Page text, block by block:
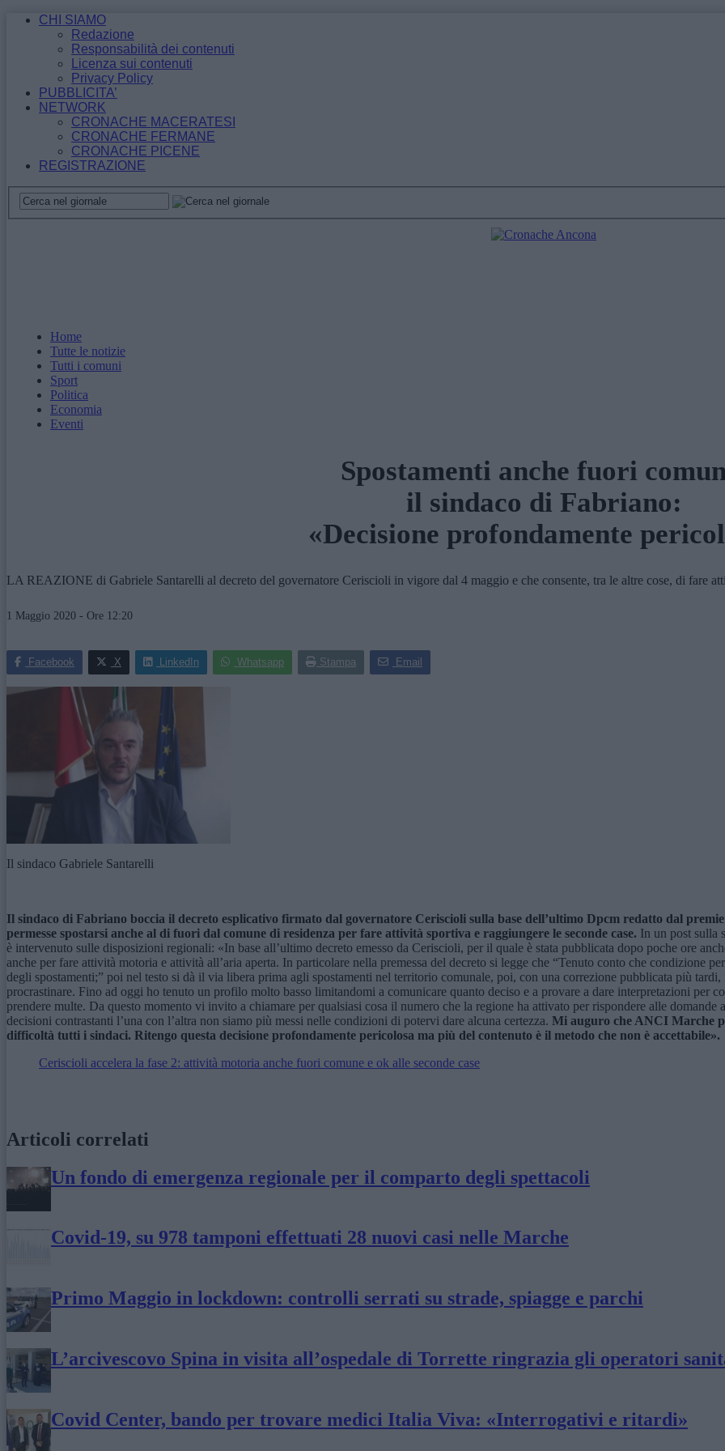
CHI SIAMO
Redazione
Responsabilità dei contenuti
Licenza sui contenuti
Privacy Policy
PUBBLICITA’
NETWORK
CRONACHE MACERATESI
CRONACHE FERMANE
CRONACHE PICENE
REGISTRAZIONE
Home
Tutte le notizie
Tutti i comuni
Sport
Politica
Economia
Eventi
Spostamenti anche fuori
il sindaco di Fabriano:
«Decisione profondamente
LA REAZIONE di Gabriele Santarelli al decreto del governatore Ceriscioli in vigore dal 4 maggio e che consente, tra le altre cose, di fare
1 Maggio 2020 - Ore 12:20
Facebook X LinkedIn Whatsapp Stampa Email
Il sindaco Gabriele Santarelli
Il sindaco di Fabriano boccia il decreto esplicativo firmato dal governatore Ceriscioli sulla base dell’ultimo Dpcm redatto dal
permesse spostarsi anche al di fuori dal comune di residenza per fare attività sportiva e raggiungere le seconde case. In un post sulla
è intervenuto sulle disposizioni regionali: «In base all’ultimo decreto emesso da Ceriscioli, per il quale è stata pubblicata dopo poche ore
anche per fare attività motoria e attività all’aria aperta. In particolare nella premessa del decreto si legge che “Tenuto conto che condizione
degli spostamenti;” poi nel testo si dà il via libera prima agli spostamenti nel territorio comunale, poi, con una correzione pubblicata più
procrastinare. Fino ad oggi ho tenuto un profilo molto basso limitandomi a comunicare quanto deciso e a provare a dare interpretazioni per
prendere multe. Da questo momento vi invito a chiamare per qualsiasi cosa il numero che la regione ha attivato per rispondere alle
decisioni contrastanti l’una con l’altra non siamo più messi nelle condizioni di potervi dare alcuna certezza. Mi auguro che ANCI Marche
difficoltà tutti i sindaci. Ritengo questa decisione profondamente pericolosa ma più del contenuto è il metodo che non è accettabile».
Ceriscioli accelera la fase 2: attività motoria anche fuori comune e ok alle seconde case
Articoli correlati
Un fondo di emergenza regionale per il comparto degli spettacoli
Covid-19, su 978 tamponi effettuati 28 nuovi casi nelle Marche
Primo Maggio in lockdown: controlli serrati su strade, spiagge e parchi
L’arcivescovo Spina in visita all’ospedale di Torrette ringrazia gli operatori
Covid Center, bando per trovare medici Italia Viva: «Interrogativi e ritardi»